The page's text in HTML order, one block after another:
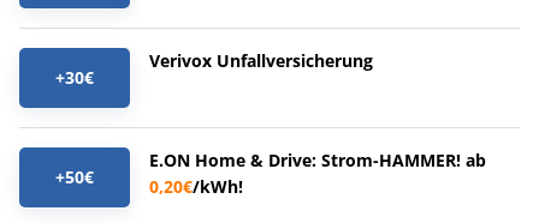
+30€
Verivox Unfallversicherung
+50€
E.ON Home & Drive: Strom-HAMMER! ab
0,20€/kWh!